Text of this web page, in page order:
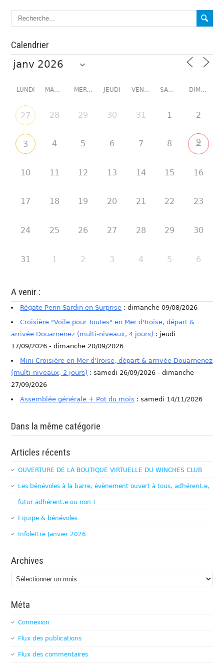
Calendrier
LUNDI MARDI MERCREDI JEUDI VENDREDI SAMEDI DIMANCHE
27 28 29 30 31 1 2
3 4 5 6 7 8 9
10 11 12 13 14 15 16
17 18 19 20 21 22 23
24 25 26 27 28 29 30
31 1 2 3 4 5 6
A venir :
Régate Penn Sardin en Surprise : dimanche 09/08/2026
Croisière "Voile pour Toutes" en Mer d'Iroise, départ &
arrivée Douarnenez (multi-niveaux, 4 jours) : jeudi
17/09/2026 - dimanche 20/09/2026
Mini Croisière en Mer d'Iroise, départ & arrivée Douarnenez
(multi-niveaux, 2 jours) : samedi 26/09/2026 - dimanche
27/09/2026
Assemblée générale + Pot du mois : samedi 14/11/2026
Dans la même catégorie
Articles récents
OUVERTURE DE LA BOUTIQUE VIRTUELLE DU WINCHES CLUB
Les bénévoles à la barre, évènement ouvert à tous, adhérent.e,
futur adhérent.e ou non !
Equipe & bénévoles
Infolettre Janvier 2026
Archives
Archives
Méta
Connexion
Flux des publications
Flux des commentaires